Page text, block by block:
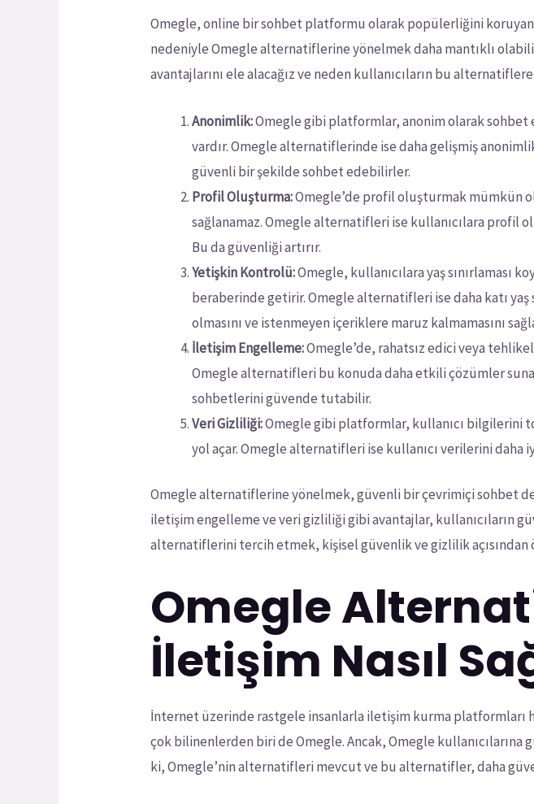
Omegle, online bir sohbet platformu olarak popülerliğini
nedeniyle Omegle alternatiflerine yönelmek daha mantıklı
avantajlarını ele alacağız ve neden kullanıcıların bu
Anonimlik:Omegle gibi platformlar, anonim olarak sohbet
vardır. Omegle alternatiflerinde ise daha gelişmiş
güvenli bir şekilde sohbet edebilirler.
Profil Oluşturma:Omegle’de profil oluşturmak mümkün
sağlanamaz. Omegle alternatifleri ise kullanıcılara profil
Bu da güvenliği artırır.
Yetişkin Kontrolü:Omegle, kullanıcılara yaş sınırlaması
beraberinde getirir. Omegle alternatifleri ise daha katı
olmasını ve istenmeyen içeriklere maruz kalmamasını
İletişim Engelleme:Omegle’de, rahatsız edici veya
Omegle alternatifleri bu konuda daha etkili çözümler
sohbetlerini güvende tutabilir.
Veri Gizliliği:Omegle gibi platformlar, kullanıcı bilgilerini
yol açar. Omegle alternatifleri ise kullanıcı verilerini daha
Omegle alternatiflerine yönelmek, güvenli bir çevrimiçi sohbet
iletişim engelleme ve veri gizliliği gibi avantajlar, kullanıcıların
alternatiflerini tercih etmek, kişisel güvenlik ve gizlilik açısından
Omegle
İletişim Nasıl
İnternet üzerinde rastgele insanlarla iletişim kurma platformları
çok bilinenlerden biri de Omegle. Ancak, Omegle
ki, Omegle’nin alternatifleri mevcut ve bu alternatifler, daha